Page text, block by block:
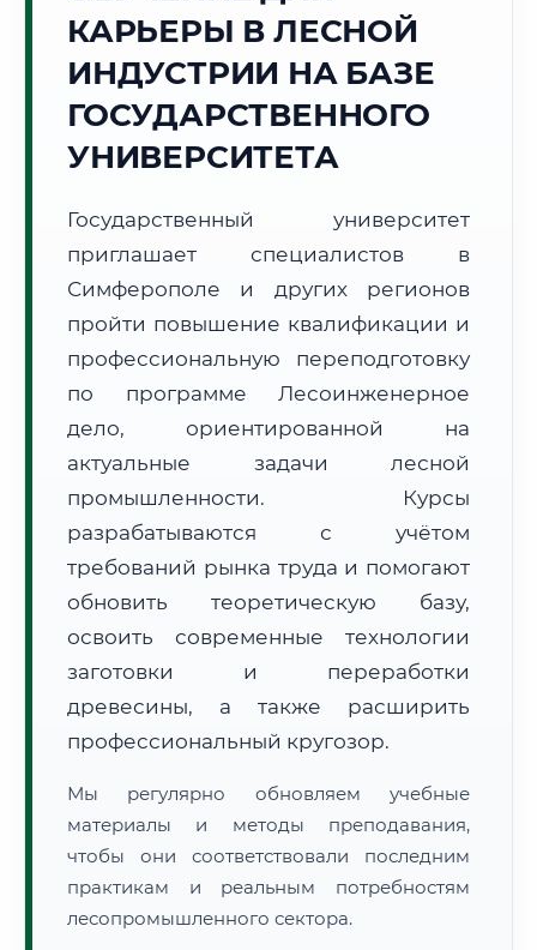
Воскресенье, 9 Августа
Погода в г. Симферополь:
🌅 Восход:05:38 🌇 Закат:
19:59
Световой день:14 ч. 21 мин.
📍 Региональная справка г. Симферополь
Субъект:
Республика Крым
Тел. код:
+7 (3652)
Почтовые индексы:
295000–295999
Часовой пояс:
МСК (UTC+3)
Формат учебы:
Дистанционно
Расчет логистики оригиналов:
• Экспресс-доставка СДЭК / Почтой:
5–7 рабочих дней
📜 Документы и аккредитация
КАРЬЕРЫ В ЛЕСНОЙ
ИНДУСТРИИ НА БАЗЕ
ГОСУДАРСТВЕННОГО
УНИВЕРСИТЕТА
Государственный университет
приглашает специалистов в
Симферополе и других регионов
пройти повышение квалификации и
профессиональную переподготовку
по программе Лесоинженерное
дело, ориентированной на
актуальные задачи лесной
промышленности. Курсы
разрабатываются с учётом
требований рынка труда и помогают
обновить теоретическую базу,
освоить современные технологии
заготовки и переработки
древесины, а также расширить
профессиональный кругозор.
Мы регулярно обновляем учебные
материалы и методы преподавания,
чтобы они соответствовали последним
практикам и реальным потребностям
лесопромышленного сектора.